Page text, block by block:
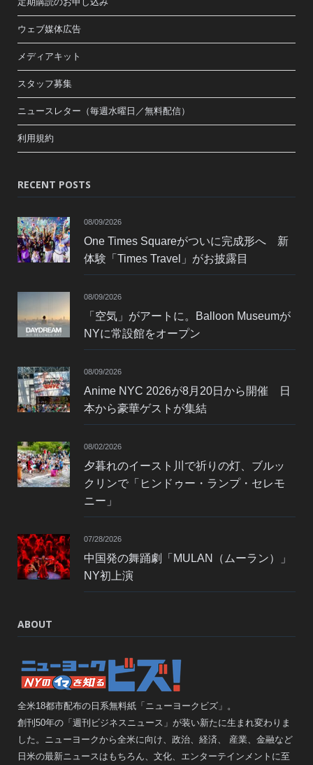
ウェブ媒体広告
メディアキット
スタッフ募集
ニュースレター（毎週水曜日／無料配信）
利用規約
RECENT POSTS
08/09/2026
One Times Squareがついに完成形へ 新
体験「Times Travel」がお披露目
08/09/2026
「空気」がアートに。Balloon Museumが
NYに常設館をオープン
08/09/2026
Anime NYC 2026が8月20日から開催 日
本から豪華ゲストが集結
08/02/2026
夕暮れのイースト川で祈りの灯、ブルッ
クリンで「ヒンドゥー・ランプ・セレモ
ニー」
07/28/2026
中国発の舞踊劇「MULAN（ムーラン）」
NY初上演
ABOUT
全米18都市配布の日系無料紙「ニューヨークビズ」。
創刊50年の「週刊ビジネスニュース」が装い新たに生まれ変わりま
した。ニューヨークから全米に向け、政治、経済、 産業、金融など
日米の最新ニュースはもちろん、文化、エンターテインメントに至